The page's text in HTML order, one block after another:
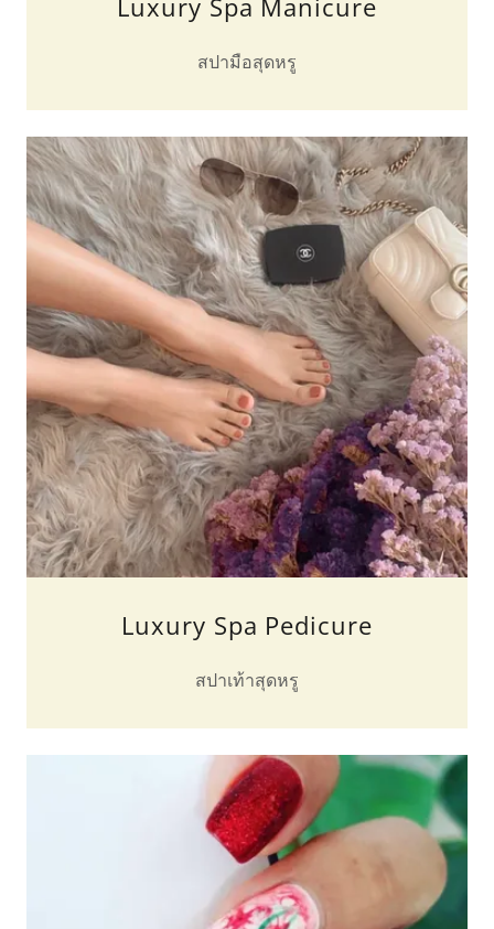
Luxury Spa Manicure
สปามือสุดหรู
Luxury Spa Pedicure
สปาเท้าสุดหรู